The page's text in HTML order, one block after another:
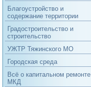
Благоустройство и
содержание территории
Градостроительство и
строительство
УЖТР Тяжинского МО
Городская среда
Всё о капитальном ремонте
МКД